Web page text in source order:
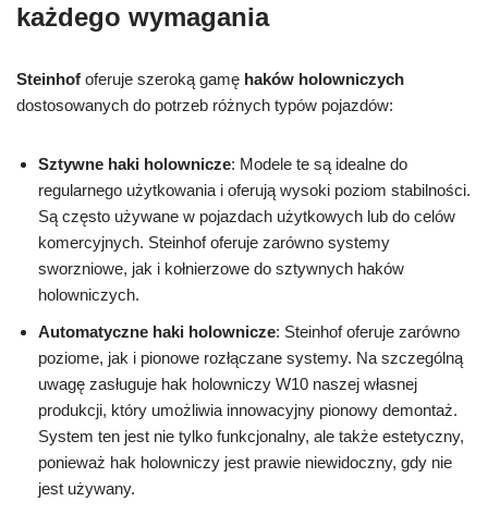
każdego wymagania
Steinhof oferuje szeroką gamę haków holowniczych
dostosowanych do potrzeb różnych typów pojazdów:
Sztywne haki holownicze: Modele te są idealne do
regularnego użytkowania i oferują wysoki poziom stabilności.
Są często używane w pojazdach użytkowych lub do celów
komercyjnych. Steinhof oferuje zarówno systemy
sworzniowe, jak i kołnierzowe do sztywnych haków
holowniczych.
Automatyczne haki holownicze: Steinhof oferuje zarówno
poziome, jak i pionowe rozłączane systemy. Na szczególną
uwagę zasługuje hak holowniczy W10 naszej własnej
produkcji, który umożliwia innowacyjny pionowy demontaż.
System ten jest nie tylko funkcjonalny, ale także estetyczny,
ponieważ hak holowniczy jest prawie niewidoczny, gdy nie
jest używany.